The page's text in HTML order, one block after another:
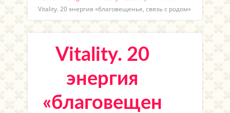
Vitality. 20 энергия «благовещенье, связь с родом»
Vitality. 20
энергия
«благовещен